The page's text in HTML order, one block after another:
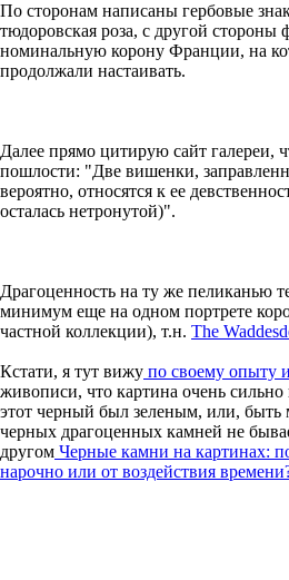
По сторонам написаны гербовые
тюдоровская роза, с другой стороны
номинальную корону Франции, на
продолжали настаивать.
Далее прямо цитирую сайт галереи,
пошлости: "Две вишенки,
вероятно, относятся к ее
осталась нетронутой)".
Драгоценность на ту же пеликанью
минимум еще на одном портрете
частной коллекции), т.н. The
Кстати, я тут вижу по своему опыту
живописи, что картина очень сильно
этот черный был зеленым, или,
черных драгоценных камней не
другом Черные камни на картинах:
нарочно или от воздействия